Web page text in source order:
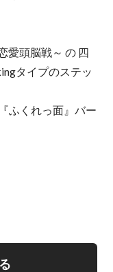
愛頭脳戦～ の 四
タイプのステッ
ふくれっ面』バー